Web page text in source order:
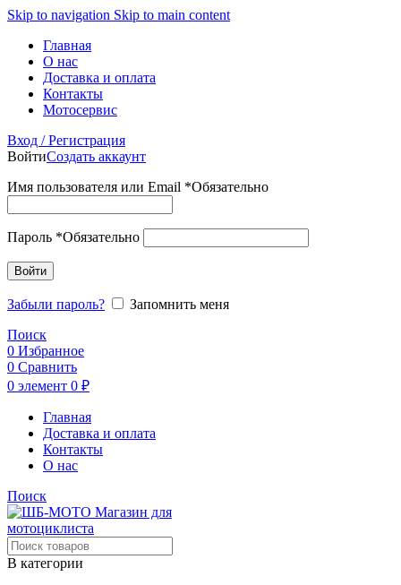
Skip to navigation Skip to main content
Главная
О нас
Доставка и оплата
Контакты
Мотосервис
Вход / Регистрация
ВойтиСоздать аккаунт
Имя пользователя или Email *Обязательно
Пароль *Обязательно
Войти
Забыли пароль?
Запомнить меня
Поиск
0 Избранное
0 Сравнить
0 элемент 0 ₽
Главная
Доставка и оплата
Контакты
О нас
Поиск
В категории